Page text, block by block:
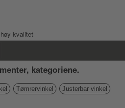
kvalitet
kategoriene.
Tømrervinkel
Justerbar vinkel